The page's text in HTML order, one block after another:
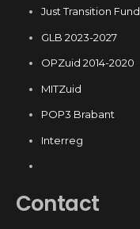
Just Transition Fund
GLB 2023-2027
OPZuid 2014-2020
MITZuid
POP3 Brabant
Interreg
Contact